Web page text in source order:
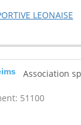
LEONAISE
Association
51100